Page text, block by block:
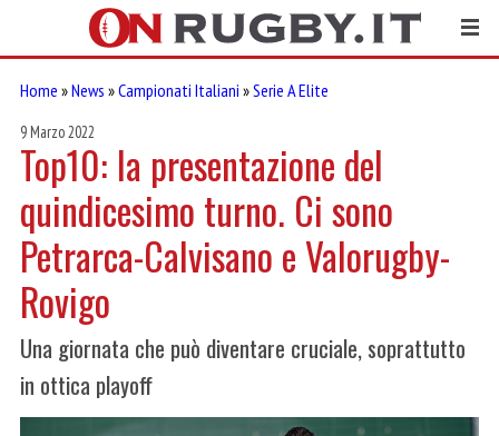
Home »News »Campionati Italiani »Serie A Elite
9 Marzo 2022
Top10: la presentazione del
quindicesimo turno. Ci sono
Petrarca-Calvisano e Valorugby-
Rovigo
Una giornata che può diventare cruciale, soprattutto
in ottica playoff